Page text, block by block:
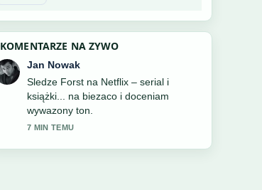
KOMENTARZE NA ZYWO
Zofia Wisniewska
Przydatny kontekst dotyczacy James
Dean – ikona kina i buntownik....
Prosze kontynuowac aktualizacje na
zywo.